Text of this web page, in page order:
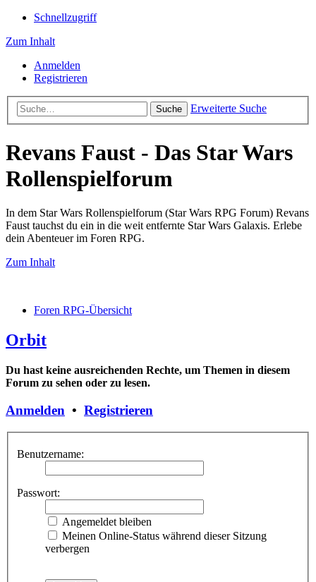
Schnellzugriff
Zum Inhalt
Anmelden
Registrieren
Suche Erweiterte Suche
Revans Faust - Das Star Wars
Rollenspielforum
In dem Star Wars Rollenspielforum (Star Wars RPG Forum) Revans
Faust tauchst du ein in die weit entfernte Star Wars Galaxis. Erlebe
dein Abenteuer im Foren RPG.
Zum Inhalt
Foren RPG-Übersicht
Orbit
Du hast keine ausreichenden Rechte, um Themen in diesem
Forum zu sehen oder zu lesen.
Anmelden • Registrieren
Benutzername:
Passwort:
Angemeldet bleiben
Meinen Online-Status während dieser Sitzung
verbergen